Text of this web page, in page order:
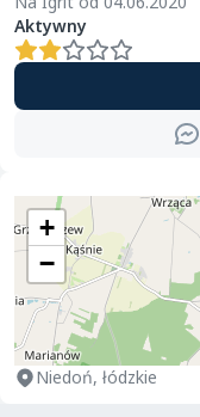
Aktywny
+
−
Niedoń, łódzkie